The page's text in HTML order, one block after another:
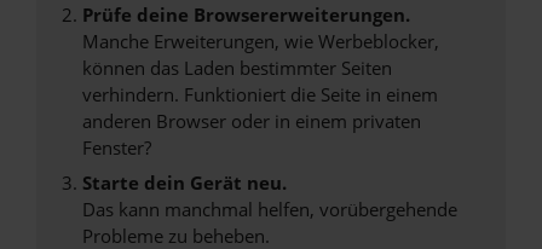
Prüfe deine Browsererweiterungen.
Manche Erweiterungen, wie Werbeblocker,
können das Laden bestimmter Seiten
verhindern. Funktioniert die Seite in einem
anderen Browser oder in einem privaten
Fenster?
Starte dein Gerät neu.
Das kann manchmal helfen, vorübergehende
Probleme zu beheben.